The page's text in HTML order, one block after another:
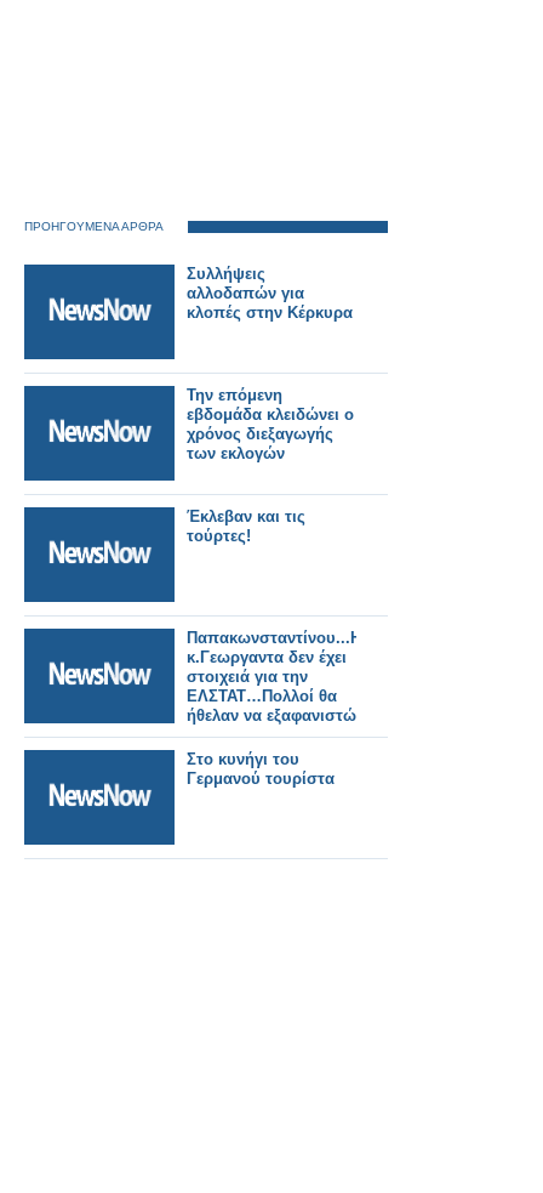
ΠΡΟΗΓΟΥΜΕΝΑ ΑΡΘΡΑ
Συλλήψεις
αλλοδαπών για
κλοπές στην Κέρκυρα
Την επόμενη
εβδομάδα κλειδώνει ο
χρόνος διεξαγωγής
των εκλογών
Έκλεβαν και τις
τούρτες!
Παπακωνσταντίνου...Η
κ.Γεωργαντα δεν έχει
στοιχειά για την
ΕΛΣΤΑΤ…Πολλοί θα
ήθελαν να εξαφανιστώ
Στο κυνήγι του
Γερμανού τουρίστα